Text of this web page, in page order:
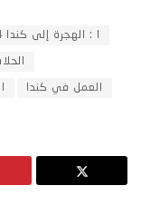
ا : الهجرة إلى كندا 2024
العمل في كندا